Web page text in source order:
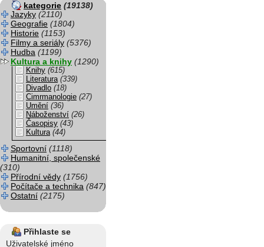
kategorie (19138)
Jazyky (2110)
Geografie (1804)
Historie (1153)
Filmy a seriály (5376)
Hudba (1199)
Kultura a knihy (1290)
Knihy (615)
Literatura (339)
Divadlo (18)
Cimrmanologie (27)
Umění (36)
Náboženství (26)
Časopisy (43)
Kultura (44)
Sportovní (1118)
Humanitní, společenské
(310)
Přírodní vědy (1756)
Počítače a technika (847)
Ostatní (2175)
Přihlaste se
Uživatelské jméno